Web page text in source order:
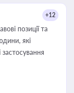
+12
позиції та
які